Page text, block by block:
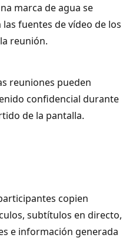
marca de agua se
fuentes de vídeo de los
reunión.
reuniones pueden
confidencial durante
de la pantalla.
copien
subtítulos en directo,
e información generada